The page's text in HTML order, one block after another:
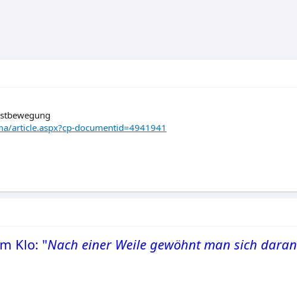
article.aspx?cp-documentid=4941941
Klo: "Nach einer Weile gewöhnt man sich daran